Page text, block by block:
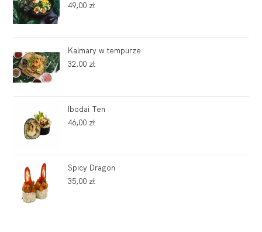
49,00 zł
Kalmary w tempurze
32,00 zł
Ibodai Ten
46,00 zł
Spicy Dragon
35,00 zł